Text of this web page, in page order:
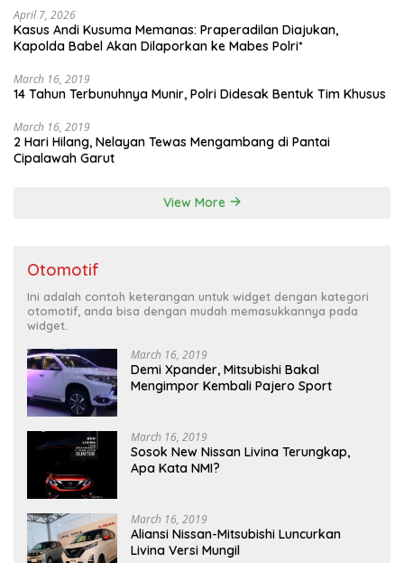
April 7, 2026
Kasus Andi Kusuma Memanas: Praperadilan Diajukan,
Kapolda Babel Akan Dilaporkan ke Mabes Polri*
March 16, 2019
14 Tahun Terbunuhnya Munir, Polri Didesak Bentuk Tim Khusus
March 16, 2019
2 Hari Hilang, Nelayan Tewas Mengambang di Pantai
Cipalawah Garut
View More
Otomotif
Ini adalah contoh keterangan untuk widget dengan kategori
otomotif, anda bisa dengan mudah memasukkannya pada
widget.
March 16, 2019
Demi Xpander, Mitsubishi Bakal
Mengimpor Kembali Pajero Sport
March 16, 2019
Sosok New Nissan Livina Terungkap,
Apa Kata NMI?
March 16, 2019
Aliansi Nissan-Mitsubishi Luncurkan
Livina Versi Mungil